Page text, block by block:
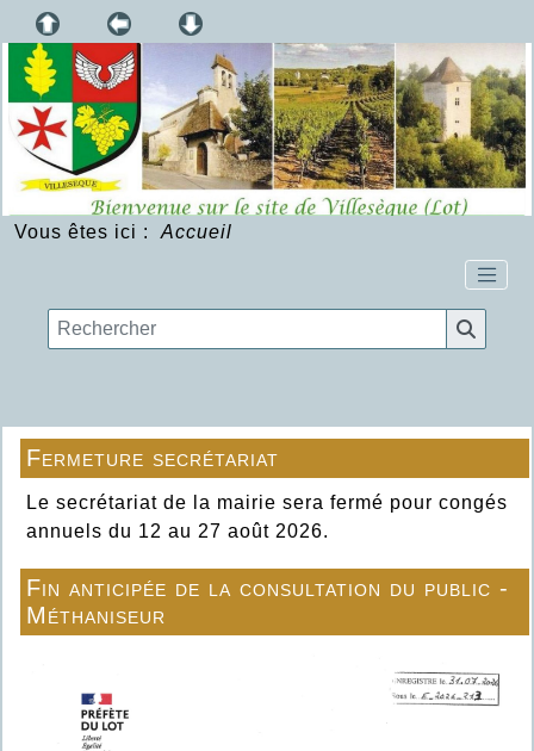
Vous êtes ici : Accueil
Fermeture secrétariat
Le secrétariat de la mairie sera fermé pour congés
annuels du 12 au 27 août 2026.
Fin anticipée de la consultation du public -
Méthaniseur